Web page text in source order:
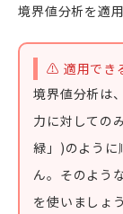
境界値分析を適
⚠️ 適用でき
境界値分析は
力に対しての
緑」)のように
ん。そのよう
を使いましょう